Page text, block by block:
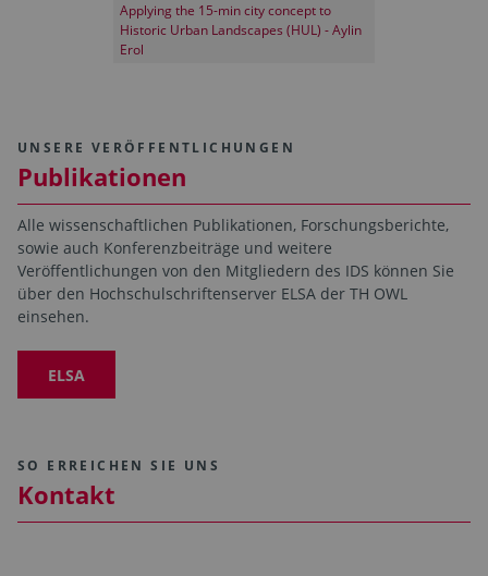
Applying the 15-min city concept to
Historic Urban Landscapes (HUL) - Aylin
Erol
UNSERE VERÖFFENTLICHUNGEN
Publikationen
Alle wissenschaftlichen Publikationen, Forschungsberichte,
sowie auch Konferenzbeiträge und weitere
Veröffentlichungen von den Mitgliedern des IDS können Sie
über den Hochschulschriftenserver ELSA der TH OWL
einsehen.
ELSA
SO ERREICHEN SIE UNS
Kontakt